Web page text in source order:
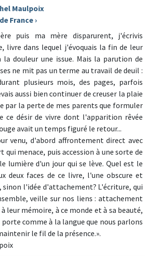
Maulpoix
France ›
puis ma mère disparurent, j'écrivis
livre dans lequel j'évoquais la fin de leur
la douleur une issue. Mais la parution de
ne mit pas un terme au travail de deuil :
plusieurs mois, des pages, parfois
aussi bien continuer de creuser la plaie
par la perte de mes parents que formuler
ce désir de vivre dont l'apparition rêvée
avait un temps figuré le retour...
venu, d'abord affrontement direct avec
menace, puis accession à une sorte de
lumière d'un jour qui se lève. Quel est le
deux faces de ce livre, l'une obscure et
sinon l'idée d'attachement? L'écriture, qui
veille sur nos liens : attachement
leur mémoire, à ce monde et à sa beauté,
comme à la langue que nous parlons
le fil de la présence.».